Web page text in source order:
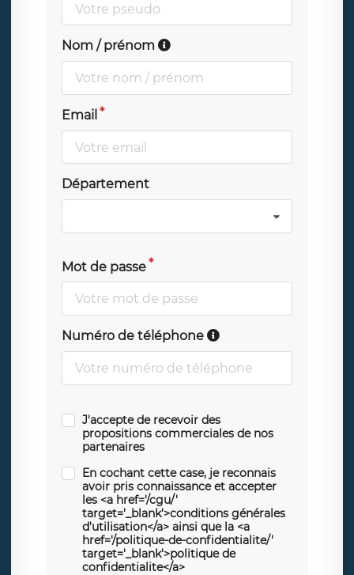
Nom / prénom
Email
Département
Mot de passe
Numéro de téléphone
J'accepte de recevoir des
propositions commerciales de nos
partenaires
En cochant cette case, je reconnais
avoir pris connaissance et accepter
les <a href='/cgu/'
target='_blank'>conditions générales
d'utilisation</a> ainsi que la <a
href='/politique-de-confidentialite/'
target='_blank'>politique de
confidentialite</a>